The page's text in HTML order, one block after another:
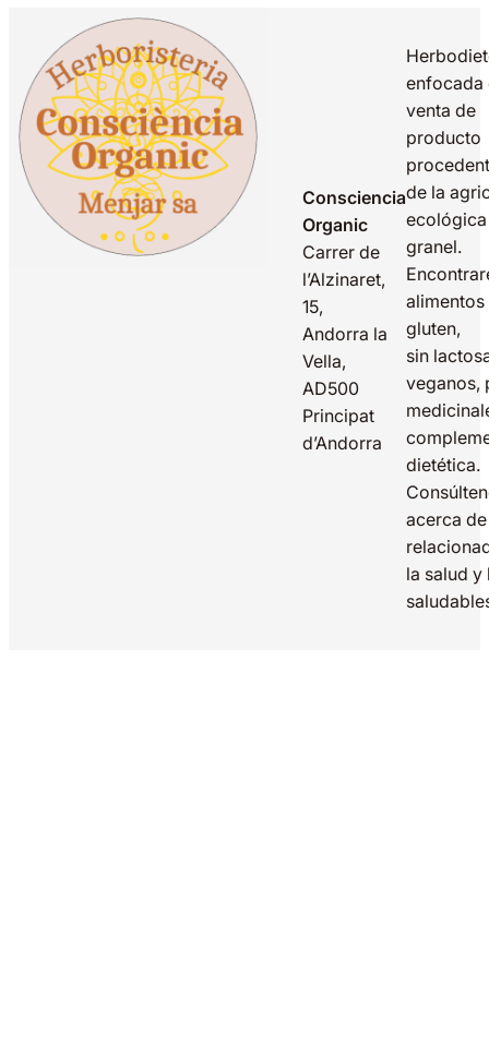
Consciencia
Organic
Carrer de
l’Alzinaret,
15,
Andorra la
Vella,
AD500
Principat
d’Andorra
enfocada
venta de
producto
de la
granel.
alimentos
gluten,
sin
veganos,
dietética.
acerca
la salud y